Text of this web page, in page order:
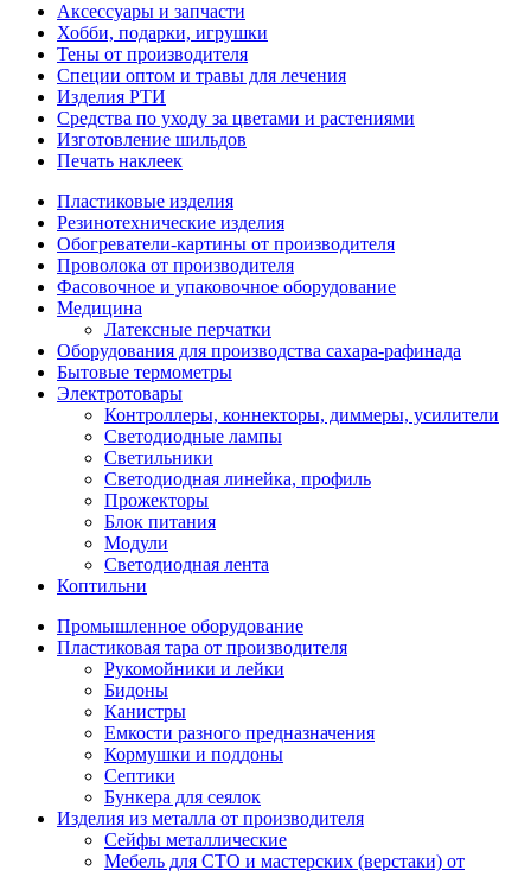
Аксессуары и запчасти
Хобби, подарки, игрушки
Тены от производителя
Специи оптом и травы для лечения
Изделия РТИ
Средства по уходу за цветами и растениями
Изготовление шильдов
Печать наклеек
Пластиковые изделия
Резинотехнические изделия
Обогреватели-картины от производителя
Проволока от производителя
Фасовочное и упаковочное оборудование
Медицина
Латексные перчатки
Оборудования для производства сахара-рафинада
Бытовые термометры
Электротовары
Контроллеры, коннекторы, диммеры, усилители
Светодиодные лампы
Светильники
Светодиодная линейка, профиль
Прожекторы
Блок питания
Модули
Светодиодная лента
Коптильни
Промышленное оборудование
Пластиковая тара от производителя
Рукомойники и лейки
Бидоны
Канистры
Емкости разного предназначения
Кормушки и поддоны
Септики
Бункера для сеялок
Изделия из металла от производителя
Сейфы металлические
Мебель для СТО и мастерских (верстаки) от